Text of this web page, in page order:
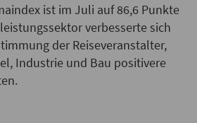
ist im Juli auf 86,6 Punkte
verbesserte sich
der Reiseveranstalter,
Industrie und Bau positivere